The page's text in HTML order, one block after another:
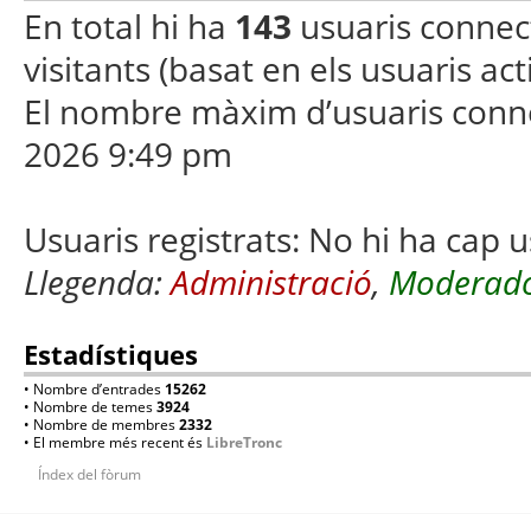
En total hi ha 143 usuaris
visitants (basat en els usuaris
El nombre màxim d’usuaris
2026 9:49 pm
Usuaris registrats: No hi ha cap
Llegenda:Administració,
Estadístiques
• Nombre d’entrades 15262
• Nombre de temes3924
• Nombre de membres2332
• El membre més recent és LibreTronc
Índex del fòrum